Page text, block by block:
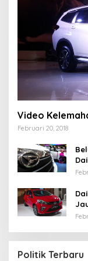
Video
Februari 20, 2018
Politik Terbaru